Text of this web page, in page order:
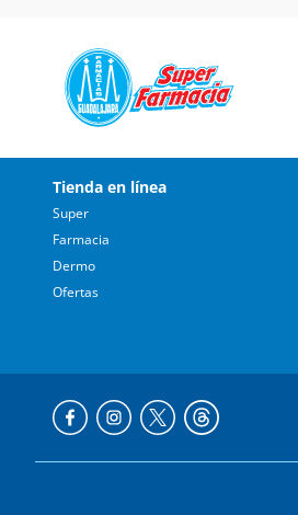
Tienda en línea
Super
Farmacia
Dermo
Ofertas